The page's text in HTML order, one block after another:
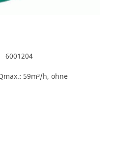
6001204
59m³/h, ohne